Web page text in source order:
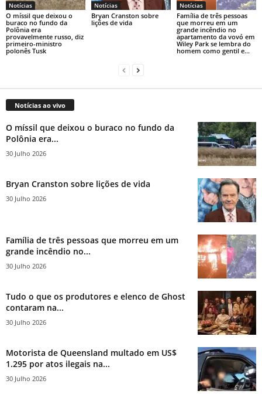
Notícias
O míssil que deixou o
buraco no fundo da
Polônia era
provavelmente russo, diz
primeiro-ministro
polonês Tusk
Notícias
Bryan Cranston sobre
lições de vida
Notícias
Família de três pessoas
que morreu em um
grande incêndio no
apartamento da vovó em
Wiley Park se lembra do
homem como gentil e...
Notícias ao vivo
O míssil que deixou o buraco no fundo da
Polônia era...
30 Julho 2026
Bryan Cranston sobre lições de vida
30 Julho 2026
Família de três pessoas que morreu em um
grande incêndio no...
30 Julho 2026
Tudo o que os produtores e elenco de Ghost
contaram na...
30 Julho 2026
Motorista de Queensland multado em US$
1.295 por atos ilegais na...
30 Julho 2026